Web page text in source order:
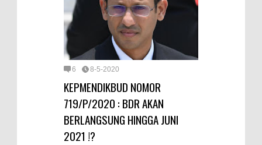
6 8-5-2020
KEPMENDIKBUD NOMOR
719/P/2020 : BDR AKAN
BERLANGSUNG HINGGA JUNI
2021 !?